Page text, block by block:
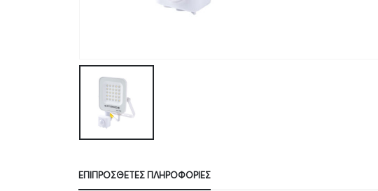
ΕΠΙΠΡΌΣΘΕΤΕΣ ΠΛΗΡΟΦΟΡΊΕΣ